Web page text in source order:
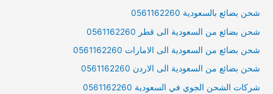
شحن بضائع بالسعودية 0561162260
شحن بضائع من السعودية الى قطر 0561162260
شحن بضائع من السعودية الى الامارات 0561162260
شحن بضائع من السعودية الى الاردن 0561162260
شركات الشحن الجوي في السعودية 0561162260